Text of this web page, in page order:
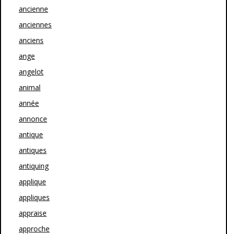
ancienne
anciennes
anciens
ange
angelot
animal
année
annonce
antique
antiques
antiquing
applique
appliques
appraise
approche